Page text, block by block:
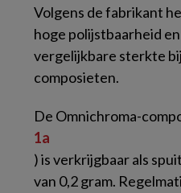
Volgens de fabrikant
hoge polijstbaarheid
vergelijkbare sterkte
composieten.
De Omnichroma-
1a
) is verkrijgbaar als
van 0,2 gram.